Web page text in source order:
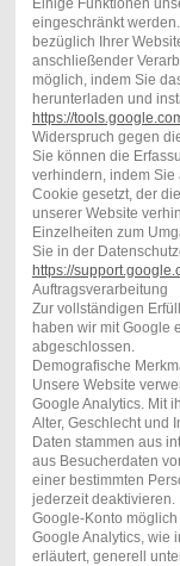
Einige Funktionen
eingeschränkt
bezüglich Ihrer
anschließender
möglich, indem Sie
herunterladen und
https://
Widerspruch gegen
Sie können die
verhindern, indem Sie
Cookie gesetzt, der
unserer Website
Einzelheiten zum
Sie in der
https://
Auftragsverarbeitung
Zur vollständigen
haben wir mit Google
abgeschlossen.
Demografische
Unsere Website
Google Analytics. Mit
Alter, Geschlecht und
Daten stammen aus
aus Besucherdaten
einer bestimmten
jederzeit
Google-Konto
Google Analytics, wie
erläutert, generell